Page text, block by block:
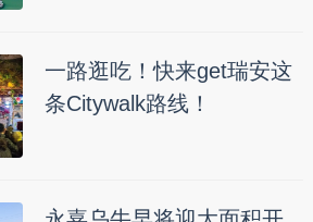
一路逛吃！快来get瑞安这
条Citywalk路线！